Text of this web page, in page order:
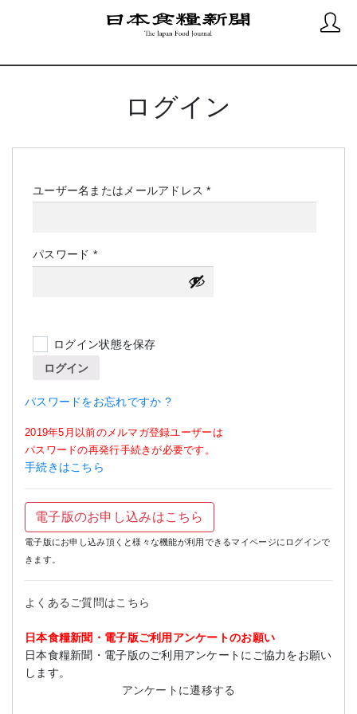
ログイン
ユーザー名またはメールアドレス*必
パスワード *必
須
ログイン状態を保存
ログイン
パスワードをお忘れですか ?
2019年5月以前のメルマガ登録ユーザーは
パスワードの再発行手続きが必要です。
手続きはこちら
電子版のお申し込みはこちら
電子版にお申し込み頂くと様々な機能が利用できるマイページにログインで
きます。
よくあるご質問はこちら
日本食糧新聞・電子版ご利用アンケートのお願い
日本食糧新聞・電子版のご利用アンケートにご協力をお願い
します。
アンケートに遷移する